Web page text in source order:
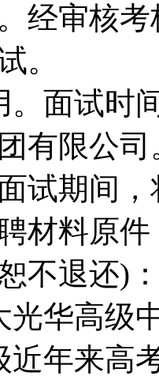
经审核
。
。面试时
有限公
试期间
材料原
不退还)
光华高级
近年来